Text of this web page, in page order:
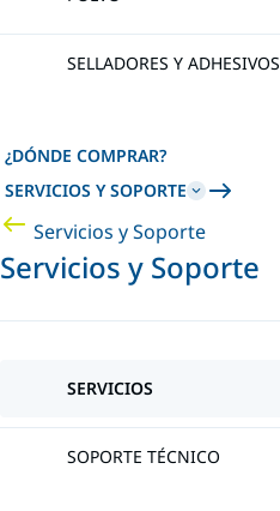
SELLADORES Y ADHESIVOS
¿DÓNDE COMPRAR?
SERVICIOS Y SOPORTE
Servicios y Soporte
Servicios y Soporte
SERVICIOS
SOPORTE TÉCNICO